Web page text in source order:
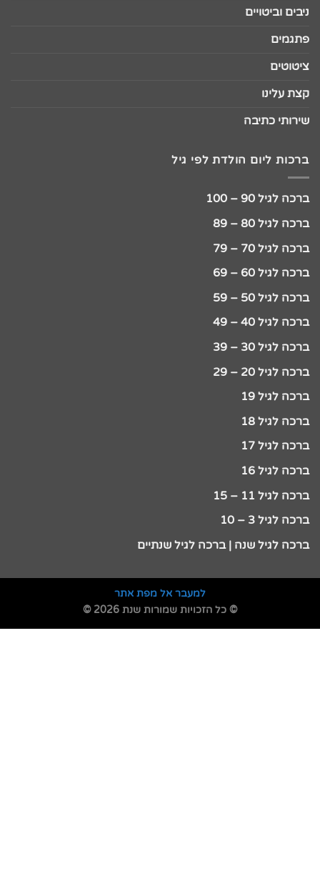
ניבים וביטויים
פתגמים
ציטוטים
קצת עלינו
שירותי כתיבה
ברכות ליום הולדת לפי גיל
ברכה לגיל 90 – 100
ברכה לגיל 80 – 89
ברכה לגיל 70 – 79
ברכה לגיל 60 – 69
ברכה לגיל 50 – 59
ברכה לגיל 40 – 49
ברכה לגיל 30 – 39
ברכה לגיל 20 – 29
ברכה לגיל 19
ברכה לגיל 18
ברכה לגיל 17
ברכה לגיל 16
ברכה לגיל 11 – 15
ברכה לגיל 3 – 10
ברכה לגיל שנה | ברכה לגיל שנתיים
למעבר אל מפת אתר
© כל הזכויות שמורות שנת 2026 ©